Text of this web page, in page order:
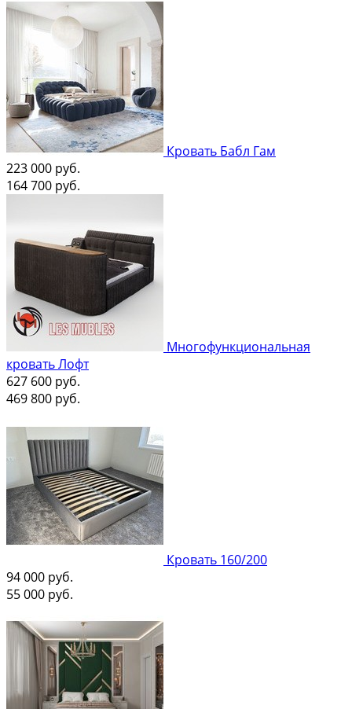
Кровать Бабл Гам
223 000 руб.
164 700 руб.
Многофункциональная
кровать Лофт
627 600 руб.
469 800 руб.
Кровать 160/200
94 000 руб.
55 000 руб.